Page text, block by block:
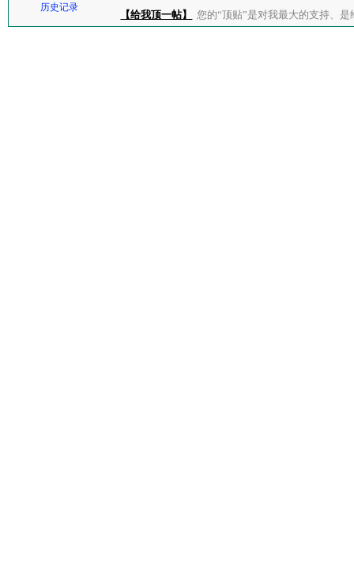
历史记录
【给我顶一帖】 您的“顶贴”是对我最大的支持、